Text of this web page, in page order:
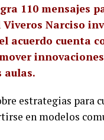
110 mensajes
Viveros Narciso
acuerdo cuenta
aulas.
estrategias para
en modelos